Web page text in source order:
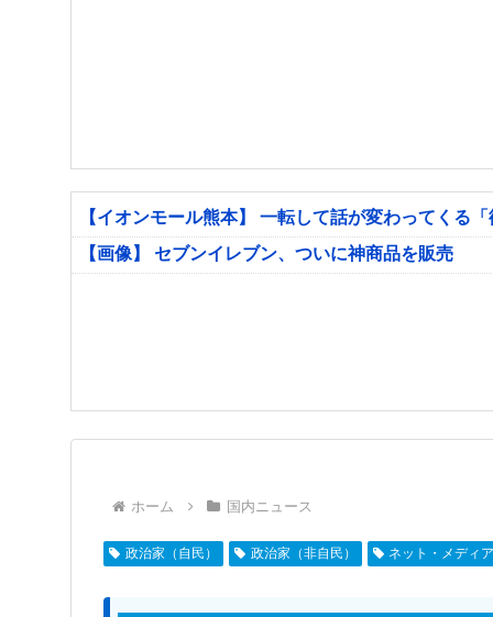
【イオンモール熊本】 一転して話が変わってくる
【画像】 セブンイレブン、ついに神商品を販売
ホーム 国内ニュース
政治家（自民） 政治家（非自民） ネット・メディ